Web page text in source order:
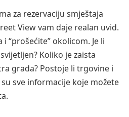
za rezervaciju smještaja
View vam daje realan uvid.
“prošećite” okolicom. Je li
Koliko je zaista
grada? Postoje li trgovine i
sve informacije koje možete